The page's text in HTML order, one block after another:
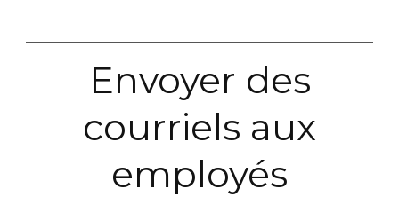
Envoyer des
courriels aux
employés